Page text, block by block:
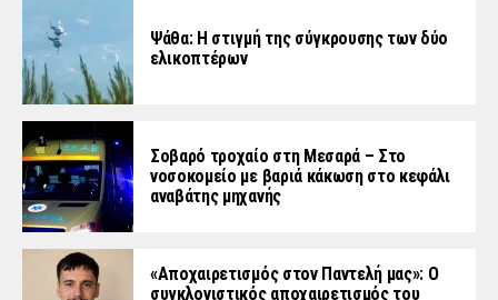
Ψάθα: Η στιγμή της σύγκρουσης των δύο
ελικοπτέρων
Σοβαρό τροχαίο στη Μεσαρά – Στο
νοσοκομείο με βαριά κάκωση στο κεφάλι
αναβάτης μηχανής
«Aποχαιρετισμός στον Παντελή μας»: Ο
συγκλονιστικός αποχαιρετισμός του